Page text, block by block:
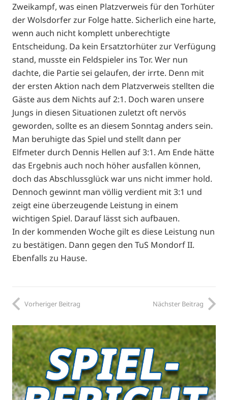
Zweikampf, was einen Platzverweis für den Torhüter
der Wolsdorfer zur Folge hatte. Sicherlich eine harte,
wenn auch nicht komplett unberechtigte
Entscheidung. Da kein Ersatztorhüter zur Verfügung
stand, musste ein Feldspieler ins Tor. Wer nun
dachte, die Partie sei gelaufen, der irrte. Denn mit
der ersten Aktion nach dem Platzverweis stellten die
Gäste aus dem Nichts auf 2:1. Doch waren unsere
Jungs in diesen Situationen zuletzt oft nervös
geworden, sollte es an diesem Sonntag anders sein.
Man beruhigte das Spiel und stellt dann per
Elfmeter durch Dennis Hellen auf 3:1. Am Ende hätte
das Ergebnis auch noch höher ausfallen können,
doch das Abschlussglück war uns nicht immer hold.
Dennoch gewinnt man völlig verdient mit 3:1 und
zeigt eine überzeugende Leistung in einem
wichtigen Spiel. Darauf lässt sich aufbauen.
In der kommenden Woche gilt es diese Leistung nun
zu bestätigen. Dann gegen den TuS Mondorf II.
Ebenfalls zu Hause.
Vorheriger Beitrag Nächster Beitrag